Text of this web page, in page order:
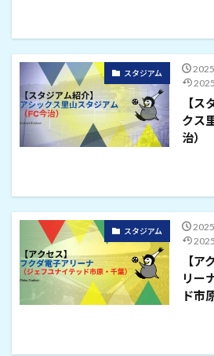
スタジアム
【ス
クス
治）
スタジアム
【ア
リー
ド市